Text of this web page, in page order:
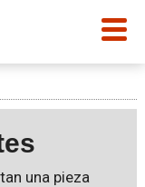
una pieza